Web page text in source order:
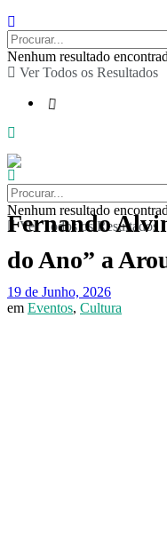
Nenhum resultado
Ver Todos os Resultados
Nenhum resultado
Ver Todos os Resultados
Fernando
do Ano” a
19 de Junho, 2026
em Eventos, Cultura